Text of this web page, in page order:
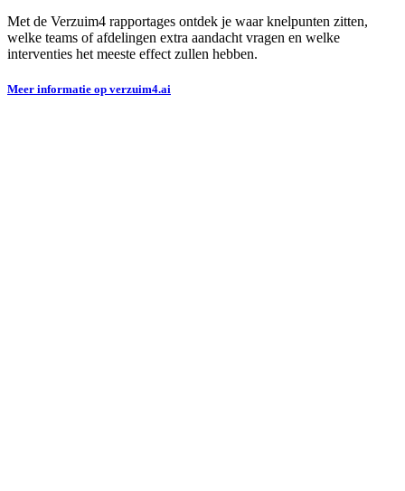
Met de Verzuim4 rapportages ontdek je waar knelpunten zitten,
welke teams of afdelingen extra aandacht vragen en welke
interventies het meeste effect zullen hebben.
Meer informatie op verzuim4.ai